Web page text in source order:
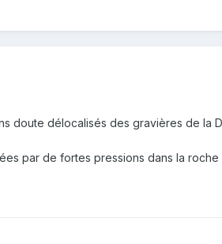
doute délocalisés des gravières de la
par de fortes pressions dans la